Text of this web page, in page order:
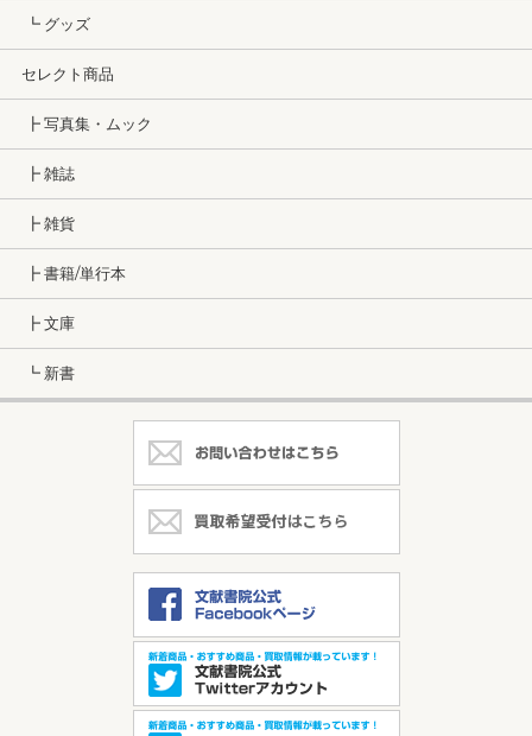
┗ グッズ
セレクト商品
┣ 写真集・ムック
┣ 雑誌
┣ 雑貨
┣ 書籍/単行本
┣ 文庫
┗ 新書